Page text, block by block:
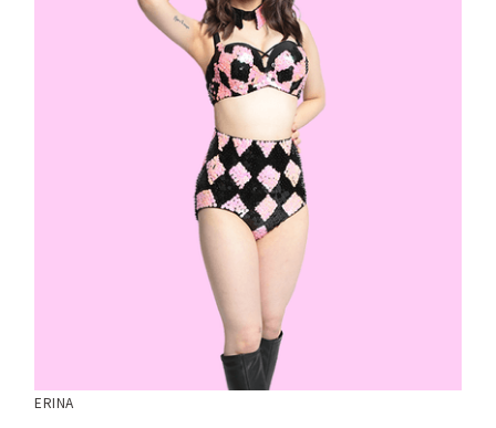
ERINA